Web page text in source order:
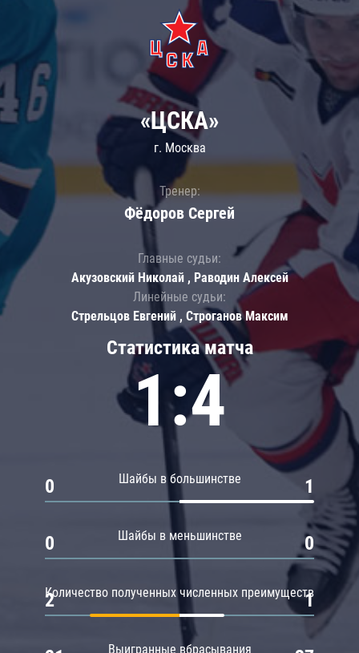
Статистика матча
1:4
Шайбы в большинстве
0 1
Шайбы в меньшинстве
0 0
Количество полученных численных преимуществ
2 1
Выигранные вбрасывания
«ЦСКА»
г. Москва
Тренер:
Фёдоров Сергей
Главные судьи:
Акузовский Николай , Раводин Алексей
Линейные судьи:
Стрельцов Евгений , Строганов Максим